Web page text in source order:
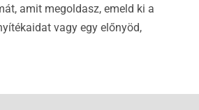
amit megoldasz, emeld ki a
vagy egy előnyöd,